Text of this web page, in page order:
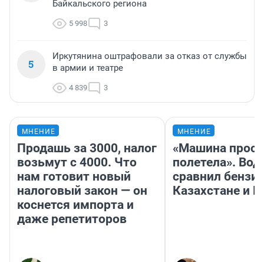
Байкальского региона
5 998 3
5
Иркутянина оштрафовали за отказ от службы
в армии и театре
4 839 3
МНЕНИЕ
Продашь за 3000, налог
возьмут с 4000. Что
нам готовит новый
налоговый закон — он
коснется импорта и
даже репетиторов
МНЕНИЕ
«Машина
полетела».
сравнил
Казахстане и